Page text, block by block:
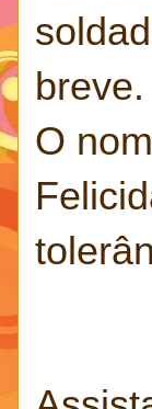
breve.
O